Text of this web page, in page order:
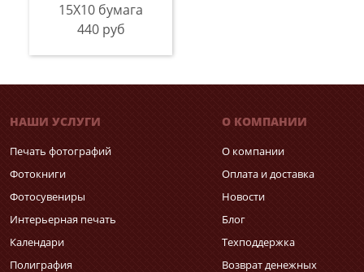
15Х10 бумага
440 руб
НАШИ УСЛУГИ
Печать фотографий
Фотокниги
Фотосувениры
Интерьерная печать
Календари
Полиграфия
О КОМПАНИИ
О компании
Оплата и доставка
Новости
Блог
Техподдержка
Возврат денежных